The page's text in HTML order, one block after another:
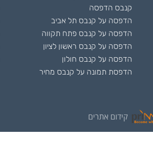
קנבס הדפסה
הדפסה על קנבס תל אביב
הדפסה על קנבס פתח תקווה
הדפסה על קנבס ראשון לציון
הדפסה על קנבס חולון
הדפסת תמונה על קנבס מחיר
קידום אתרים